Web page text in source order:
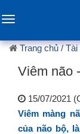
Toggle
Trang chủ/ Tài
Viêm não
15/07/2021
Viêm màng
của não bộ,